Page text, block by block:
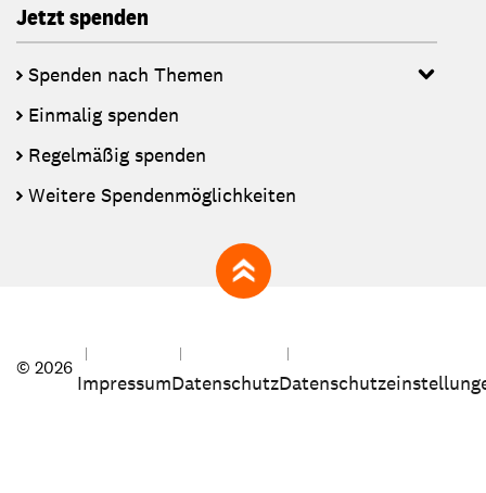
Jetzt spenden
Spenden nach Themen
Einmalig spenden
Regelmäßig spenden
Weitere Spendenmöglichkeiten
zum Seitenanfang
© 2026
ImpressumDatenschutz